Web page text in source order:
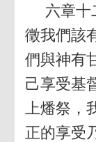
六章十
徵我們該
們與神有
己享受基
上燔祭
正的享受